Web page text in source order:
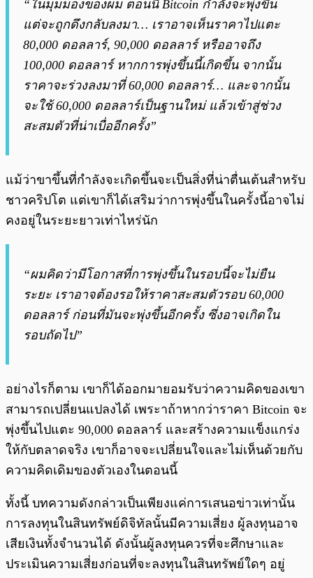
“ในมุมมองของผม ตอนนี้ Bitcoin กำลังจะพุ่งขึ้น
แต่จะถูกดึงกลับลงมา… เราอาจเห็นราคาไปแตะ
80,000 ดอลลาร์, 90,000 ดอลลาร์ หรืออาจถึง
100,000 ดอลลาร์ หากการพุ่งขึ้นนี้เกิดขึ้น จากนั้น
ราคาจะร่วงลงมาที่ 60,000 ดอลลาร์… และจากนั้น
จะใช้ 60,000 ดอลลาร์เป็นฐานใหม่ แล้วเข้าสู่ช่วง
สะสมตัวที่น่าเบื่ออีกครั้ง”
แม้ว่าขาขึ้นที่กำลังจะเกิดขึ้นจะเป็นสิ่งที่น่าตื่นเต้นสำหรับ
ชาวคริปโต แต่เขาก็ได้เสริมว่าการพุ่งขึ้นในครั้งนี้อาจไม่
คงอยู่ในระยะยาวเท่าไหร่นัก
“ผมคิดว่ามีโอกาสที่การพุ่งขึ้นในรอบนี้จะไม่ยืน
ระยะ เราอาจต้องรอให้ราคาสะสมตัวรอบ 60,000
ดอลลาร์ ก่อนที่มันจะพุ่งขึ้นอีกครั้ง ซึ่งอาจเกิดใน
รอบถัดไป”
อย่างไรก็ตาม เขาก็ได้ออกมายอมรับว่าความคิดของเขา
สามารถเปลี่ยนแปลงได้ เพระาถ้าหากว่าราคา Bitcoin จะ
พุ่งขึ้นไปแตะ 90,000 ดอลลาร์ และสร้างความแข็งแกร่ง
ให้กับตลาดจริง เขาก็อาจจะเปลี่ยนใจและไม่เห็นด้วยกับ
ความคิดเดิมของตัวเองในตอนนี้
ทั้งนี้ บทความดังกล่าวเป็นเพียงแค่การเสนอข่าวเท่านั้น
การลงทุนในสินทรัพย์ดิจิทัลนั้นมีความเสี่ยง ผู้ลงทุนอาจ
เสียเงินทั้งจำนวนได้ ดังนั้นผู้ลงทุนควรที่จะศึกษาและ
ประเมินความเสี่ยงก่อนที่จะลงทุนในสินทรัพย์ใดๆ อยู่